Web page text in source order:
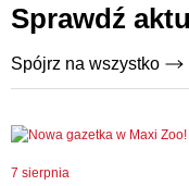
Sprawdź
Spójrz na wszystko
7 sierpnia